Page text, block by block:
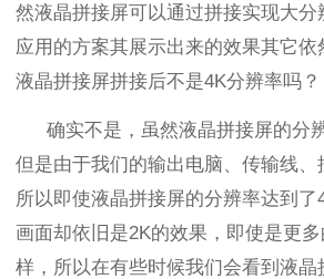
然液晶拼接屏可以通过拼接实现大
应用的方案其展示出来的效果其它依
液晶拼接屏拼接后不是4K分辨率吗？
确实不是，虽然液晶拼接屏的分
但是由于我们的输出电脑、传输线、
所以即使液晶拼接屏的分辨率达到了
画面却依旧是2K的效果，即使是更
样，所以在有些时候我们会看到液